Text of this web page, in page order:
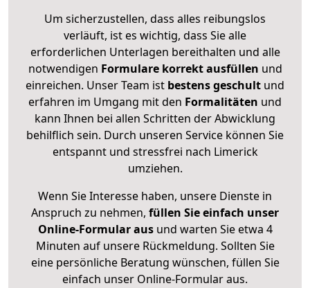
Um sicherzustellen, dass alles reibungslos
verläuft, ist es wichtig, dass Sie alle
erforderlichen Unterlagen bereithalten und alle
notwendigen Formulare korrekt ausfüllen und
einreichen. Unser Team ist bestens geschult und
erfahren im Umgang mit den Formalitäten und
kann Ihnen bei allen Schritten der Abwicklung
behilflich sein. Durch unseren Service können Sie
entspannt und stressfrei nach Limerick
umziehen.
Wenn Sie Interesse haben, unsere Dienste in
Anspruch zu nehmen, füllen Sie einfach unser
Online-Formular ausund warten Sie etwa 4
Minuten auf unsere Rückmeldung. Sollten Sie
eine persönliche Beratung wünschen, füllen Sie
einfach unser Online-Formular aus.